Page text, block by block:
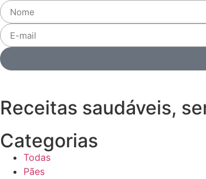
Receitas saudáveis,
Categorias
Todas
Pães